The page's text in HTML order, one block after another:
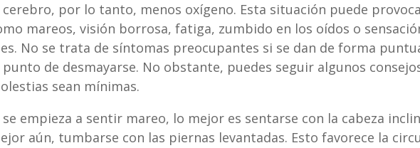
cerebro, por lo tanto, menos oxígeno. Esta situación puede
mareos, visión borrosa, fatiga, zumbido en los oídos o
No se trata de síntomas preocupantes si se dan de forma
punto de desmayarse. No obstante, puedes seguir algunos
sean mínimas.
se empieza a sentir mareo, lo mejor es sentarse con la cabeza
aún, tumbarse con las piernas levantadas. Esto favorece la